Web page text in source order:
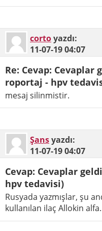
cortoyazdı:
11-07-1904:07
Re: Cevap: Cevaplar
roportaj - hpv
mesaj silinmistir.
Şansyazdı:
11-07-1904:07
Cevap: Cevaplar
hpv tedavisi)
Rusyada yazmışlar, şu
kullanılan ilaç Allokin